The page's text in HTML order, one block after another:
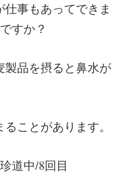
事もあってできま
すか？
製品を摂ると鼻水が
ことがあります。
道中/8回目